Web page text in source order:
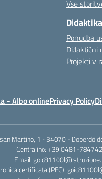
Vse
Didaktika
Ponudba
Didaktični
Projekti v
- Albo onlinePrivacy Policy
Martino, 1 - 34070 - Doberdò
Centralino: +39 0481-784742
Email:
certificata (PEC):